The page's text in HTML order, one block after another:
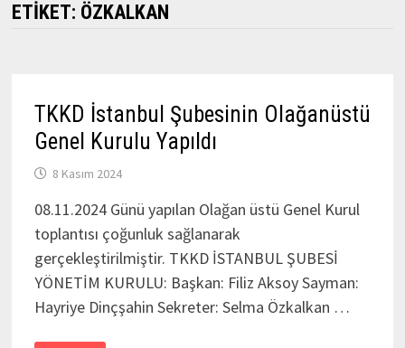
ETIKET: ÖZKALKAN
TKKD İstanbul Şubesinin Olağanüstü
Genel Kurulu Yapıldı
8 Kasım 2024
08.11.2024 Günü yapılan Olağan üstü Genel Kurul
toplantısı çoğunluk sağlanarak
gerçekleştirilmiştir. TKKD İSTANBUL ŞUBESİ
YÖNETİM KURULU: Başkan: Filiz Aksoy Sayman:
Hayriye Dinçşahin Sekreter: Selma Özkalkan …